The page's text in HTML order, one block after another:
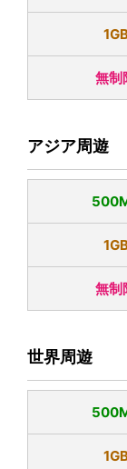
無制
アジア周遊
無制
世界周遊